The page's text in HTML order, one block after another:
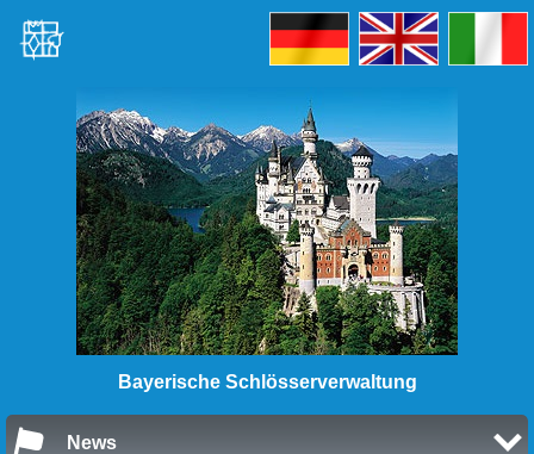
Bayerische Schlösserverwaltung
News